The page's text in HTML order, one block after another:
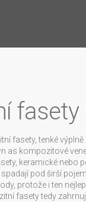
fasety,tenké
as kompozitové
, keramické nebo
spadají pod širší pojem
, protože i ten
fasety tedy